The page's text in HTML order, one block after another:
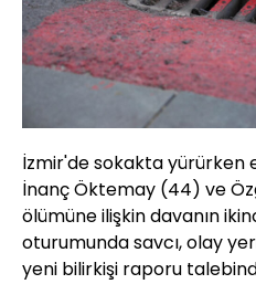
İzmir'de sokakta yürürken
İnanç Öktemay (44) ve
ölümüne ilişkin davanın
oturumunda savcı, olay
yeni bilirkişi raporu